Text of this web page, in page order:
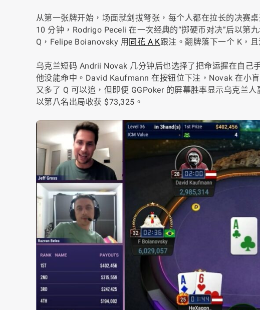
从第一张牌开始，场面就剑拔弩张，每个人都在拉长的决赛
10 分钟，Rodrigo Peceli 在一次经典的“掷硬币对决”后以第
Q，Felipe Boianovsky 用 同花 A K跟注。翻牌落下一个 K，
乌克兰短码 Andrii Novak 几分钟后也选择了把命运握在自己
他没能命中。David Kaufmann 在按钮位下注，Novak 在小
又多了 Q 可以追，但即便 GGPoker 的屏幕胜率显示乌克兰
以第八名出局收获 $73,325。